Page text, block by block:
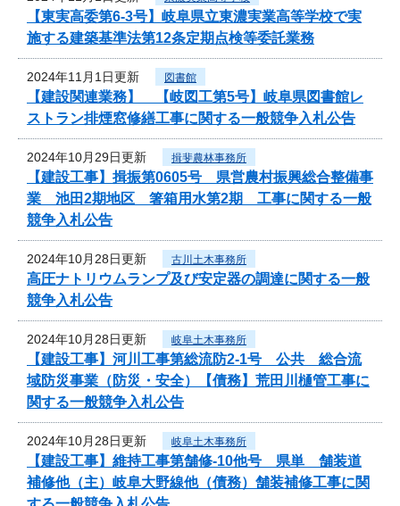
【東実高委第6-3号】岐阜県立東濃実業高等学校で実
施する建築基準法第12条定期点検等委託業務
2024年11月1日更新 図書館
【建設関連業務】 【岐図工第5号】岐阜県図書館レ
ストラン排煙窓修繕工事に関する一般競争入札公告
2024年10月29日更新 揖斐農林事務所
【建設工事】揖振第0605号 県営農村振興総合整備事
業 池田2期地区 箸箱用水第2期 工事に関する一般
競争入札公告
2024年10月28日更新 古川土木事務所
高圧ナトリウムランプ及び安定器の調達に関する一般
競争入札公告
2024年10月28日更新 岐阜土木事務所
【建設工事】河川工事第総流防2-1号 公共 総合流
域防災事業（防災・安全）【債務】荒田川樋管工事に
関する一般競争入札公告
2024年10月28日更新 岐阜土木事務所
【建設工事】維持工事第舗修-10他号 県単 舗装道
補修他（主）岐阜大野線他（債務）舗装補修工事に関